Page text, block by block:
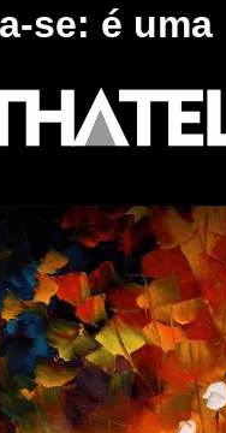
se: é uma